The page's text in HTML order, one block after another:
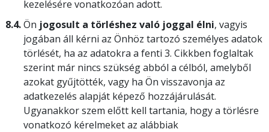
kezelésére vonatkozóan adott.
8.4.Ön jogosult a törléshez való joggal élni, vagyis
jogában áll kérni az Önhöz tartozó személyes adatok
törlését, ha az adatokra a fenti 3. Cikkben foglaltak
szerint már nincs szükség abból a célból, amelyből
azokat gyűjtötték, vagy ha Ön visszavonja az
adatkezelés alapját képező hozzájárulását.
Ugyanakkor szem előtt kell tartania, hogy a törlésre
vonatkozó kérelmeket az alábbiak